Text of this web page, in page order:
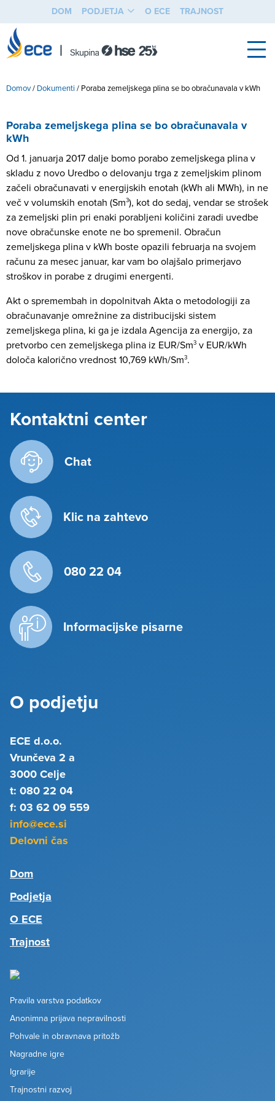
DOM PODJETJA O ECE TRAJNOST
Domov/ Dokumenti / Poraba zemeljskega plina se bo obračunavala v kWh
Poraba zemeljskega plina se bo obračunavala v
kWh
Od 1. januarja 2017 dalje bomo porabo zemeljskega plina v
skladu z novo Uredbo o delovanju trga z zemeljskim plinom
začeli obračunavati v energijskih enotah (kWh ali MWh), in ne
več v volumskih enotah (Sm3), kot do sedaj, vendar se strošek
za zemeljski plin pri enaki porabljeni količini zaradi uvedbe
nove obračunske enote ne bo spremenil. Obračun
zemeljskega plina v kWh boste opazili februarja na svojem
računu za mesec januar, kar vam bo olajšalo primerjavo
stroškov in porabe z drugimi energenti.
Akt o spremembah in dopolnitvah Akta o metodologiji za
obračunavanje omrežnine za distribucijski sistem
zemeljskega plina, ki ga je izdala Agencija za energijo, za
pretvorbo cen zemeljskega plina iz EUR/Sm3 v EUR/kWh
določa kalorično vrednost 10,769 kWh/Sm3.
Kontaktni center
Chat
Klic na zahtevo
080 22 04
Informacijske pisarne
O podjetju
ECE d.o.o.
Vrunčeva 2 a
3000 Celje
t: 080 22 04
f: 03 62 09 559
info@ece.si
Delovni čas
Dom
Podjetja
O ECE
Trajnost
Pravila varstva podatkov
Anonimna prijava nepravilnosti
Pohvale in obravnava pritožb
Nagradne igre
Igrarije
Trajnostni razvoj